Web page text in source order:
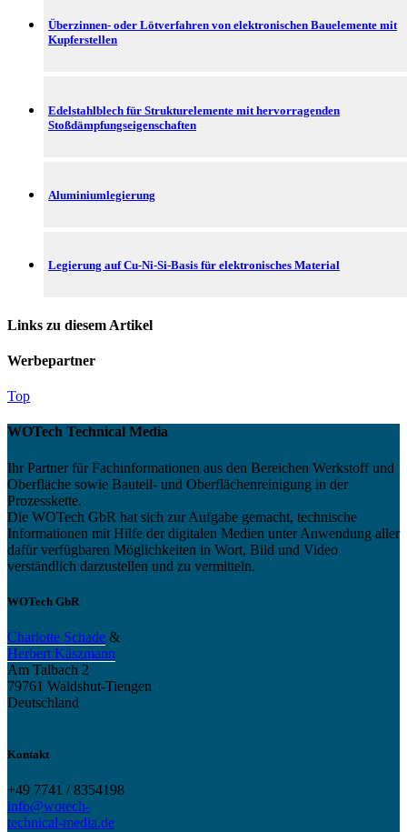
Überzinnen- oder Lötverfahren von elektronischen Bauelemente mit
Kupferstellen
Edelstahlblech für Strukturelemente mit hervorragenden
Stoßdämpfungseigenschaften
Aluminiumlegierung
Legierung auf Cu-Ni-Si-Basis für elektronisches Material
Links zu diesem Artikel
Werbepartner
Top
WOTech Technical Media
Ihr Partner für Fachinformationen aus den Bereichen Werkstoff und
Oberfläche sowie Bauteil- und Oberflächenreinigung in der
Prozesskette.
Die WOTech GbR hat sich zur Aufgabe gemacht, technische
Informationen mit Hilfe der digitalen Medien unter Anwendung aller
dafür verfügbaren Möglichkeiten in Wort, Bild und Video
verständlich darzustellen und zu vermitteln.
WOTech GbR
Charlotte Schade &
Herbert Käszmann
Am Talbach 2
79761 Waldshut-Tiengen
Deutschland
Kontakt
+49 7741 / 8354198
info@wotech-
technical-media.de